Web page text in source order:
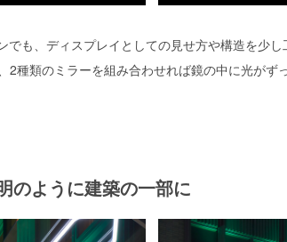
も、ディスプレイとしての見せ方や構造を少し
2種類のミラーを組み合わせれば鏡の中に光がず
のように建築の一部に